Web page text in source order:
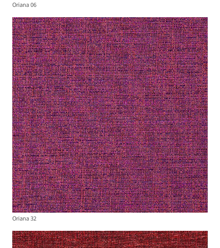
Oriana 06
Oriana 32